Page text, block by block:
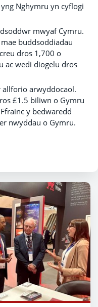
Nghymru yn cyflogi
mwyaf Cymru.
buddsoddiadau
dros 1,700 o
ac wedi diogelu dros
allforio arwyddocaol.
£1.5 biliwn o Gymru
y bedwaredd
nwyddau o Gymru.